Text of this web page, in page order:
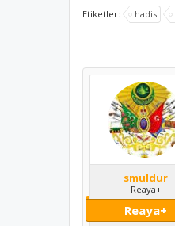
Etiketler: hadis
smuldur
Reaya+
Reaya+